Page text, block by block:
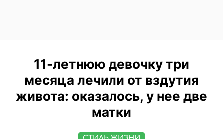
11-летнюю девочку три
месяца лечили от вздутия
живота: оказалось, у нее две
матки